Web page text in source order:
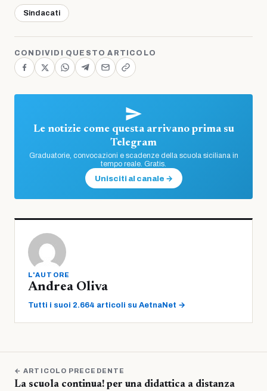
Sindacati
CONDIVIDI QUESTO ARTICOLO
Le notizie come questa arrivano prima su
Telegram
Graduatorie, convocazioni e scadenze della scuola siciliana in
tempo reale. Gratis.
Unisciti al canale →
L'AUTORE
Andrea Oliva
Tutti i suoi 2.664 articoli su AetnaNet →
← ARTICOLO PRECEDENTE
La scuola continua! per una didattica a distanza